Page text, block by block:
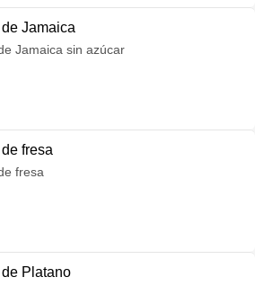
Jamaica
Jamaica sin azúcar
fresa
fresa
Platano